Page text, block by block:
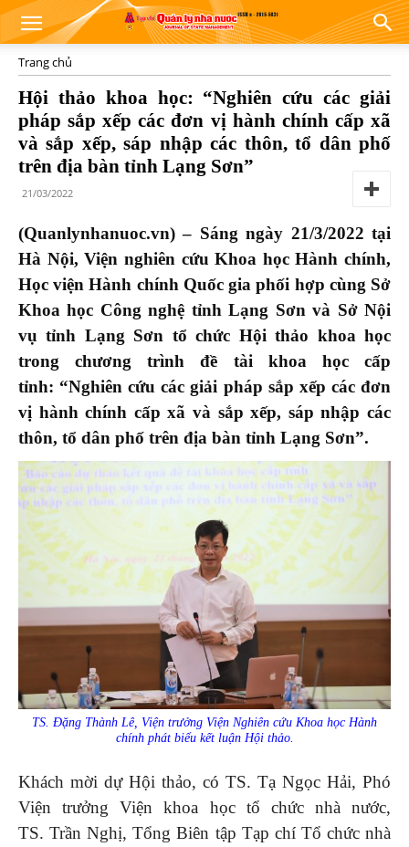
Trang chủ
Hội thảo khoa học: “Nghiên cứu các giải
pháp sắp xếp các đơn vị hành chính cấp xã
và sắp xếp, sáp nhập các thôn, tổ dân phố
trên địa bàn tỉnh Lạng Sơn”
21/03/2022
(Quanlynhanuoc.vn) – Sáng ngày 21/3/2022 tại
Hà Nội, Viện nghiên cứu Khoa học Hành chính,
Học viện Hành chính Quốc giaphối hợp cùng Sở
Khoa học Công nghệ tỉnh Lạng Sơn và Sở Nội
vụ tỉnh Lạng Sơn tổ chức Hội thảo khoa học
trong chương trình đề tài khoa học cấp
tỉnh: “Nghiên cứu các giải pháp sắp xếp các đơn
vị hành chính cấp xã và sắp xếp, sáp nhập các
thôn, tổ dân phố trên địa bàn tỉnh Lạng Sơn”.
TS. Đặng Thành Lê, Viện trưởng Viện Nghiên cứu Khoa học Hành
chính phát biểu kết luận Hội thảo.
Khách mời dự Hội thảo, có TS. Tạ Ngọc Hải, Phó
Viện trưởng Viện khoa học tổ chức nhà nước,
TS. Trần Nghị, Tổng Biên tập Tạp chí Tổ chức nhà